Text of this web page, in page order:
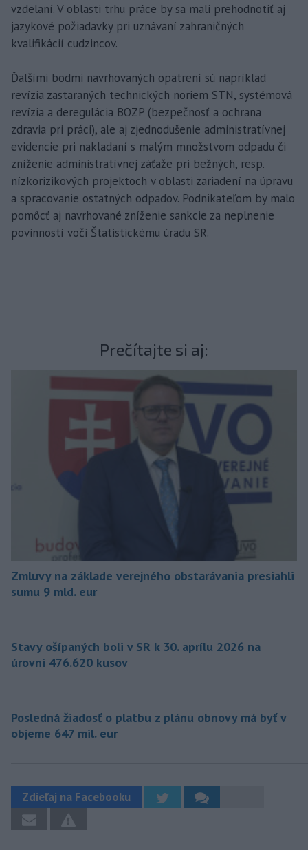
vzdelaní. V oblasti trhu práce by sa mali prehodnotiť aj
jazykové požiadavky pri uznávaní zahraničných
kvalifikácií cudzincov.
Ďalšími bodmi navrhovaných opatrení sú napríklad
revízia zastaraných technických noriem STN, systémová
revízia a deregulácia BOZP (bezpečnosť a ochrana
zdravia pri práci), ale aj zjednodušenie administratívnej
evidencie pri nakladaní s malým množstvom odpadu či
zníženie administratívnej záťaže pri bežných, resp.
nízkorizikových projektoch v oblasti zariadení na úpravu
a spracovanie ostatných odpadov. Podnikateľom by malo
pomôcť aj navrhované zníženie sankcie za neplnenie
povinností voči Štatistickému úradu SR.
Prečítajte si aj:
Zmluvy na základe verejného obstarávania presiahli
sumu 9 mld. eur
Stavy ošípaných boli v SR k 30. aprílu 2026 na
úrovni 476.620 kusov
Posledná žiadosť o platbu z plánu obnovy má byť v
objeme 647 mil. eur
Zdieľaj na Facebooku